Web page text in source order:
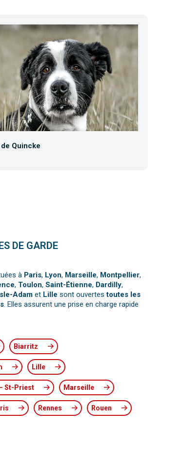
Quincke
DE GARDE
à Paris, Lyon, Marseille, Montpellier,
, Toulon, Saint-Étienne, Dardilly,
Adam et Lille sont ouvertestoutes les
. Elles assurent une prise en charge rapide
Biarritz
Lille
St-Priest Marseille
Rennes Rouen